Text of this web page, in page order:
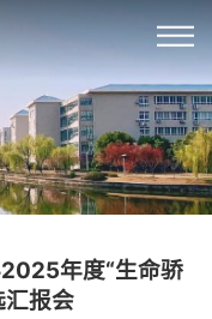
2025年度“生命骄
汇报会